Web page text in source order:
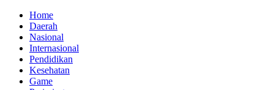
Home
Daerah
Nasional
Internasional
Pendidikan
Kesehatan
Game